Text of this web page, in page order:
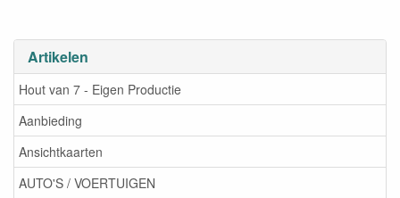
Artikelen
Hout van 7 - Eigen Productie
Aanbieding
Ansichtkaarten
AUTO'S / VOERTUIGEN